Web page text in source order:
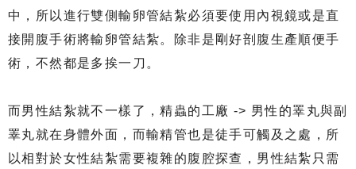
中，所以進行雙側輸卵管結紮必須要使用內視鏡或是直
接開腹手術將輸卵管結紮。除非是剛好剖腹生產順便手
術，不然都是多挨一刀。
而男性結紮就不一樣了，精蟲的工廠 -> 男性的睪丸與副
睪丸就在身體外面，而輸精管也是徒手可觸及之處，所
以相對於女性結紮需要複雜的腹腔探查，男性結紮只需